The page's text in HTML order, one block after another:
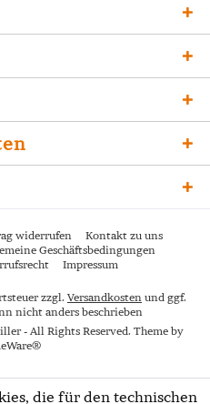
widerrufen
Kontakt zu uns
Geschäftsbedingungen
Impressum
zzgl. Versandkosten und ggf.
nicht anders beschrieben
- All Rights Reserved. Theme by
die für den technischen